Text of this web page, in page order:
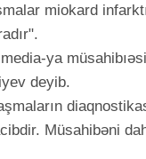
miokard
ya
deyib.
Müsahibəni